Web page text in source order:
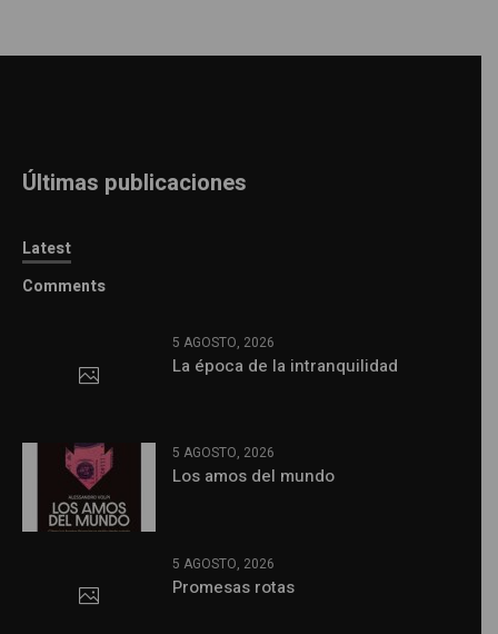
Últimas publicaciones
Latest
Comments
5 AGOSTO, 2026
La época de la intranquilidad
5 AGOSTO, 2026
Los amos del mundo
5 AGOSTO, 2026
Promesas rotas